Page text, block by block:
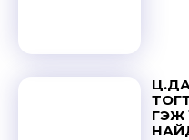
ГЭЖ